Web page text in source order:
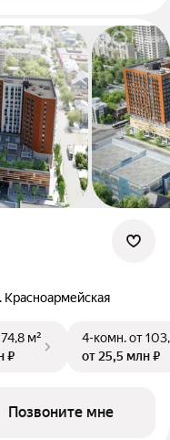
м²
₽
4-комн.от
от 25,5 млн ₽
Позвоните мне